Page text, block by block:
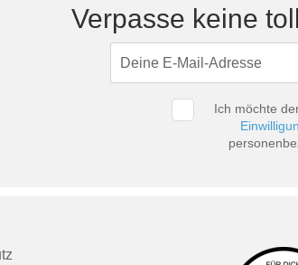
Verpasse keine
Ich möchte